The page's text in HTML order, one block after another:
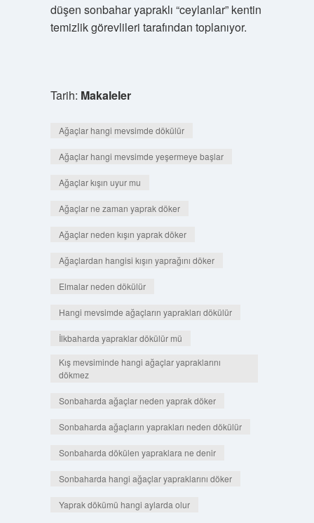
düşen sonbahar yapraklı “ceylanlar” kentin
temizlik görevlileri tarafından toplanıyor.
Tarih: Makaleler
Ağaçlar hangi mevsimde dökülür
Ağaçlar hangi mevsimde yeşermeye başlar
Ağaçlar kışın uyur mu
Ağaçlar ne zaman yaprak döker
Ağaçlar neden kışın yaprak döker
Ağaçlardan hangisi kışın yaprağını döker
Elmalar neden dökülür
Hangi mevsimde ağaçların yaprakları dökülür
İlkbaharda yapraklar dökülür mü
Kış mevsiminde hangi ağaçlar yapraklarını
dökmez
Sonbaharda ağaçlar neden yaprak döker
Sonbaharda ağaçların yaprakları neden dökülür
Sonbaharda dökülen yapraklara ne denir
Sonbaharda hangi ağaçlar yapraklarını döker
Yaprak dökümü hangi aylarda olur